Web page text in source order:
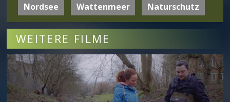
Nordsee Wattenmeer Naturschutz
WEITERE FILME